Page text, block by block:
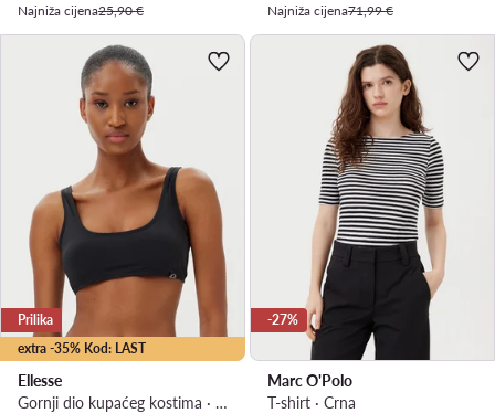
Najniža cijena25,90 € Najniža cijena71,99 €
extra -35% Kod: LAST
Prilika
Ellesse
Gornji dio kupaćeg kostima · Crna
-27%
Marc O'Polo
T-shirt · Crna